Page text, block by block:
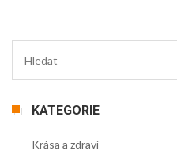
KATEGORIE
Krása a zdraví